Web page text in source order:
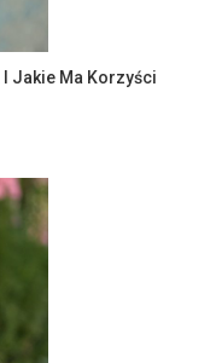
I Jakie Ma Korzyści